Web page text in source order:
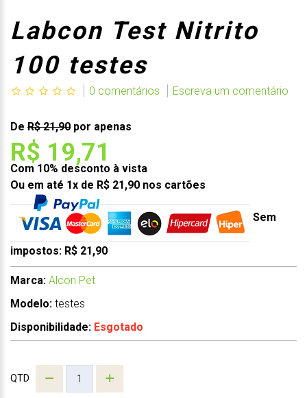
Labcon Test Nitrito
100 testes
0 comentários Escreva um comentário
De R$ 21,90 por apenas
R$ 19,71
Com 10% desconto à vista
Ou em até 1x de R$ 21,90 nos cartões
Sem
impostos: R$ 21,90
Marca: Alcon Pet
Modelo: testes
Disponibilidade: Esgotado
QTD